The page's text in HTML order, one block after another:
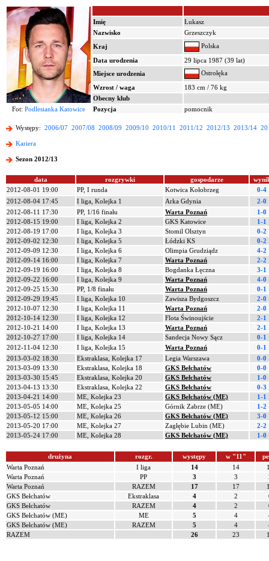
Imię
Łukasz
Nazwisko
Grzeszczyk
Kraj
Polska
Data urodzenia
29 lipca 1987 (39 lat)
Miejsce urodzenia
Ostrołęka
Wzrost / waga
183 cm / 76 kg
Obecny klub
Fot: Podlesianka Katowice Pozycja pomocnik
Występy: 2006/07 2007/08 2008/09 2009/10 2010/11 2011/12 2012/13 2013/14
Kariera
Sezon 2012/13
data rozgrywki gospodarze
2012-08-01 19:00
PP, I runda Kotwica Kołobrzeg
0-4
2012-08-04 17:45
I liga, Kolejka 1 Arka Gdynia
2-0
2012-08-11 17:30
PP, 1/16 finału Warta Poznań
1-0
2012-08-15 19:00
I liga, Kolejka 2 GKS Katowice
1-1
2012-08-19 17:00
I liga, Kolejka 3 Stomil Olsztyn
0-2
2012-09-02 12:30
I liga, Kolejka 5 Łódzki KS
0-2
2012-09-09 12:30
I liga, Kolejka 6 Olimpia Grudziądz
4-2
2012-09-14 16:00
I liga, Kolejka 7 Warta Poznań
2-2
2012-09-19 16:00
I liga, Kolejka 8 Bogdanka Łęczna
3-1
2012-09-22 16:00
I liga, Kolejka 9 Warta Poznań
4-0
2012-09-25 15:30
PP, 1/8 finału Warta Poznań
0-1
2012-09-29 19:45
I liga, Kolejka 10 Zawisza Bydgoszcz
2-0
2012-10-07 12:30
I liga, Kolejka 11 Warta Poznań
2-0
2012-10-14 12:30
I liga, Kolejka 12 Flota Świnoujście
2-1
2012-10-21 14:00
I liga, Kolejka 13 Warta Poznań
2-1
2012-10-27 17:00
I liga, Kolejka 14 Sandecja Nowy Sącz
0-1
2012-11-04 12:30
I liga, Kolejka 15 Warta Poznań
0-1
2013-03-02 18:30
Ekstraklasa, Kolejka 17 Legia Warszawa
0-0
2013-03-09 13:30
Ekstraklasa, Kolejka 18 GKS Bełchatów
0-0
2013-03-30 15:45
Ekstraklasa, Kolejka 20 GKS Bełchatów
1-0
2013-04-13 13:30
Ekstraklasa, Kolejka 22 GKS Bełchatów
0-3
2013-04-21 14:00
ME, Kolejka 23 GKS Bełchatów (ME)
1-1
2013-05-05 14:00
ME, Kolejka 25 Górnik Zabrze (ME)
1-2
2013-05-12 15:00
ME, Kolejka 26 GKS Bełchatów (ME)
3-0
2013-05-20 17:00
ME, Kolejka 27 Zagłębie Lubin (ME)
2-2
2013-05-24 17:00
ME, Kolejka 28 GKS Bełchatów (ME) 1-0
drużyna rozgr. występy w "11"
Warta Poznań
I liga 14 14
Warta Poznań
PP 3 3
Warta Poznań
RAZEM 17 17
GKS Bełchatów
Ekstraklasa 4 2
GKS Bełchatów
RAZEM 4 2
GKS Bełchatów (ME)
ME 5 4
GKS Bełchatów (ME)
RAZEM 5 4
RAZEM
26 23